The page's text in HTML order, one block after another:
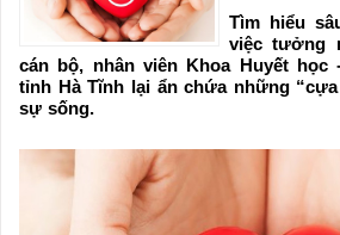
Tìm hiểu
việc tưởng
cán bộ, nhân viên Khoa Huyết học
tỉnh Hà Tĩnh lại ẩn chứa những
sự sống.